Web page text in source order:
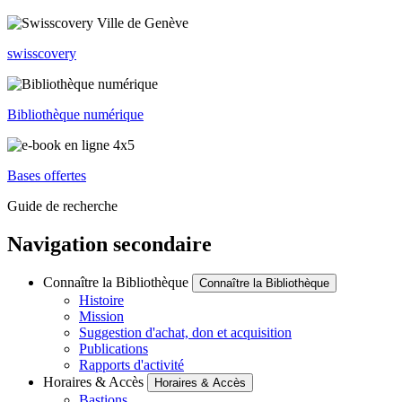
swisscovery
Bibliothèque numérique
Bases offertes
Guide de recherche
Navigation secondaire
Connaître la Bibliothèque Connaître la Bibliothèque
Histoire
Mission
Suggestion d'achat, don et acquisition
Publications
Rapports d'activité
Horaires & Accès
Horaires & Accès